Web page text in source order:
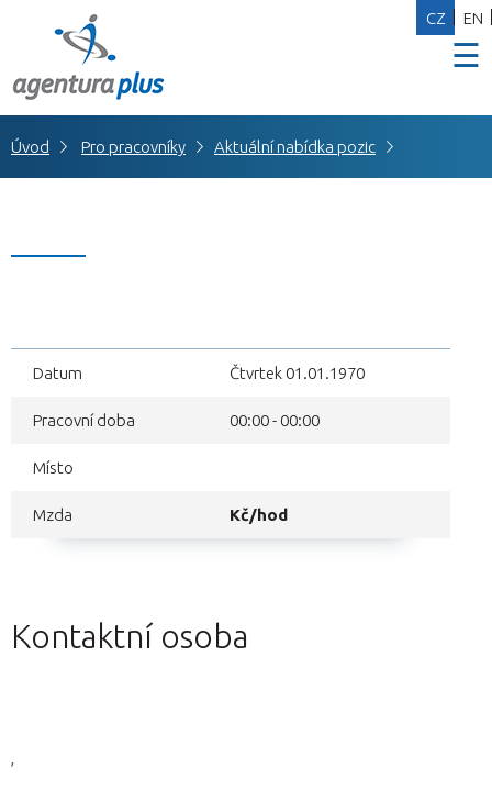
☰
CZ EN
Úvod Pro pracovníky Aktuální nabídka pozic
Datum Čtvrtek 01.01.1970
Pracovní doba 00:00 - 00:00
Místo
Mzda Kč/hod
Kontaktní osoba